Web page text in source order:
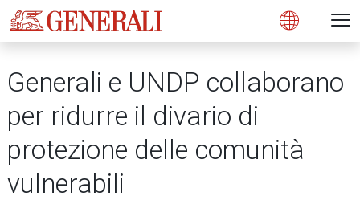
Open
Generali e UNDP collaborano
per ridurre il divario di
protezione delle comunità
vulnerabili